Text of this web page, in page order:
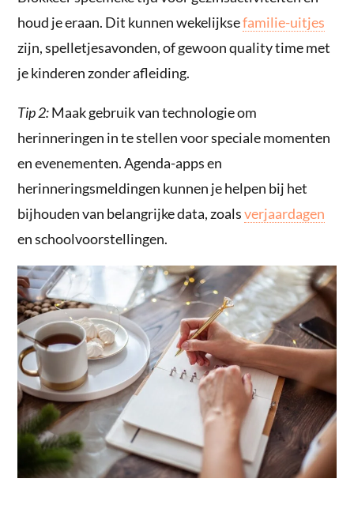
houd je eraan. Dit kunnen wekelijksefamilie-uitjes
zijn, spelletjesavonden, of gewoon quality time met
je kinderen zonder afleiding.
Tip 2:Maak gebruik van technologie om
herinneringen in te stellen voor speciale momenten
en evenementen. Agenda-apps en
herinneringsmeldingen kunnen je helpen bij het
bijhouden van belangrijke data, zoalsverjaardagen
en schoolvoorstellingen.